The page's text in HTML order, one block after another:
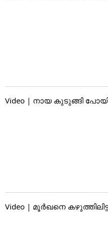
Video | നായ കുടുങ്ങി
Video | മൂർഖനെ കഴുത്തിലിട്ട്